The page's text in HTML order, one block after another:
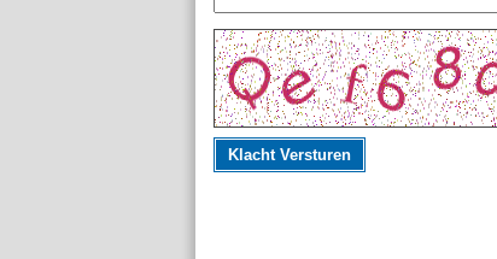
Klacht Versturen